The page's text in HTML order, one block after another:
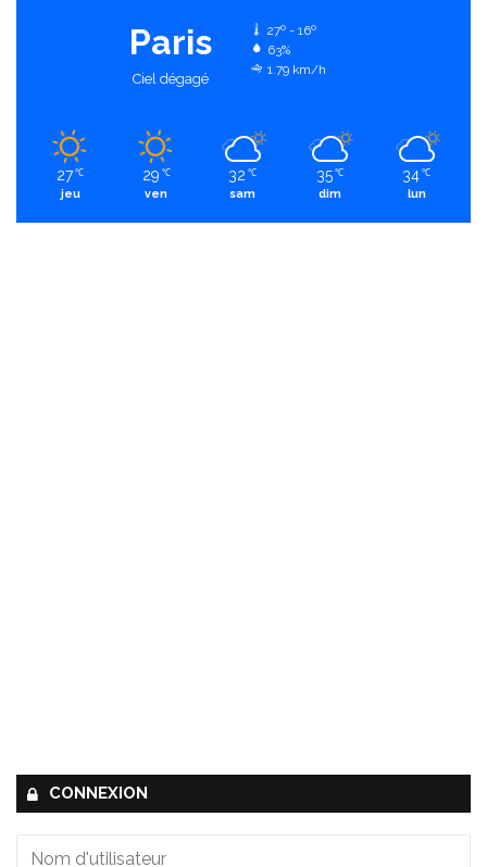
Paris
Ciel dégagé
27º - 16º
63%
1.79 km/h
27 ℃
jeu
29 ℃
ven
32 ℃
sam
35 ℃
dim
34 ℃
lun
CONNEXION